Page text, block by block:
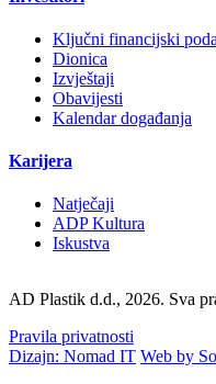
Ključni financijski
Dionica
Izvještaji
Obavijesti
Kalendar događanja
Karijera
Natječaji
ADP Kultura
Iskustva
AD Plastik d.d., 2026. Sva
Pravila privatnosti
Dizajn: Nomad IT Web by